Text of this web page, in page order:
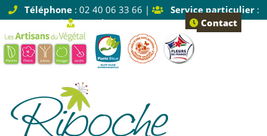
Téléphone: 02 40 06 33 66 | Service particulier:
Tapez 1 |
Service pro: Tapez 2 Contact